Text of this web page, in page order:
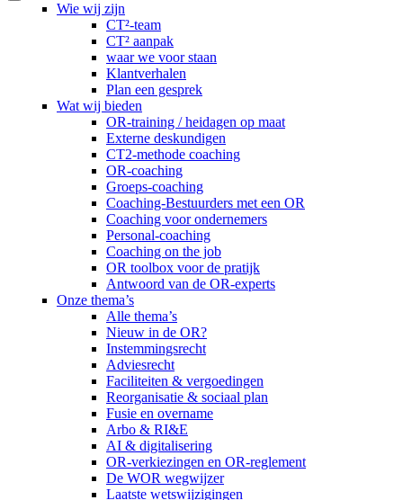
Wie wij zijn
CT²-team
CT² aanpak
waar we voor staan
Klantverhalen
Plan een gesprek
Wat wij bieden
OR-training / heidagen op maat
Externe deskundigen
CT2-methode coaching
OR-coaching
Groeps-coaching
Coaching-Bestuurders met een OR
Coaching voor ondernemers
Personal-coaching
Coaching on the job
OR toolbox voor de pratijk
Antwoord van de OR-experts
Onze thema’s
Alle thema’s
Nieuw in de OR?
Instemmingsrecht
Adviesrecht
Faciliteiten & vergoedingen
Reorganisatie & sociaal plan
Fusie en overname
Arbo & RI&E
AI & digitalisering
OR-verkiezingen en OR-reglement
De WOR wegwijzer
Laatste wetswijzigingen